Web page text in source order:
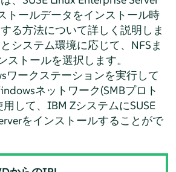
トールデータをインストール時
る方法について詳しく説明しま
システム環境に応じて、NFSま
ストールを選択します。
ワークステーションを実行して
ネットワーク(SMBプロト
して、IBM ZシステムにSUSE
をインストールすることがで